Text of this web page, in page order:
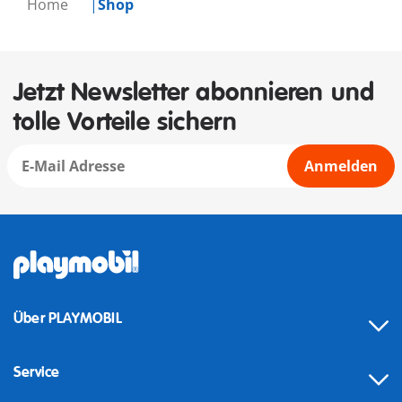
Home Shop
Jetzt Newsletter abonnieren und
tolle Vorteile sichern
Anmelden
Über PLAYMOBIL
Service